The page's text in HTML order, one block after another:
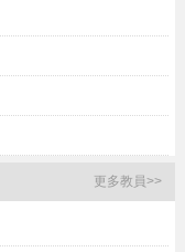
更多教員>>